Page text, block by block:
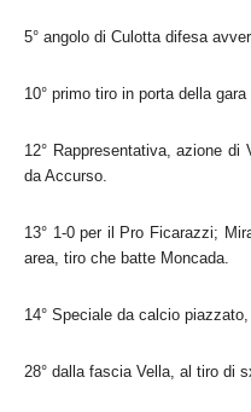
5° angolo di Culotta difesa
10° primo tiro in porta della
12° Rappresentativa, azione
da Accurso.
13° 1-0 per il Pro Ficarazzi;
area, tiro che batte Moncada.
14° Speciale da calcio
28° dalla fascia Vella, al tiro di